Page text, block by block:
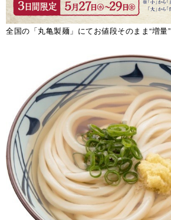
全国の「丸亀製麺」にてお値段そのまま“増量”